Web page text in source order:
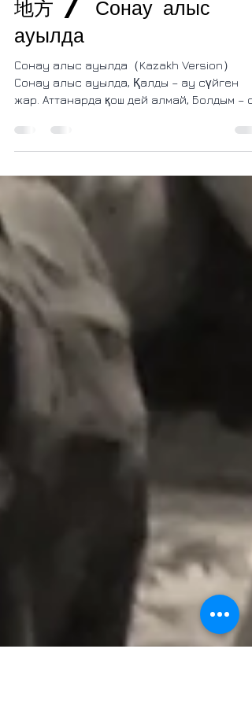
【Live】Far Away
Place / 在那遥远的
地方 / Сонау алыс
ауылда
Сонау алыс ауылда（Kazakh Version）
зар қайран жалған. Кең...